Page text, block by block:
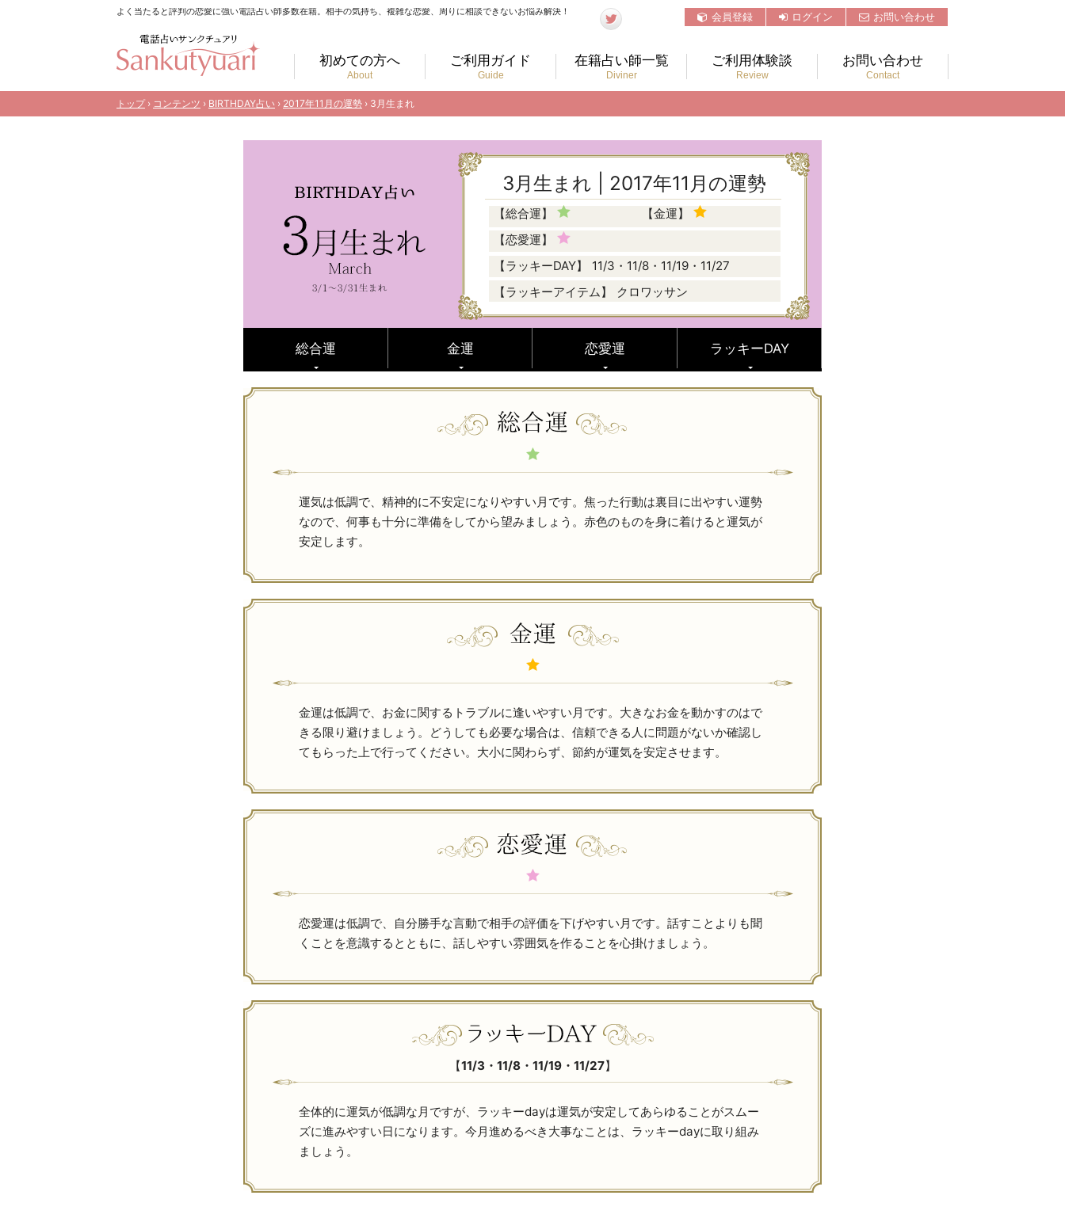
よく当たると評判の恋愛に強い電話占い師多数在籍。相手の気持ち、複雑な恋愛、周りに相談できないお悩み解決！ 会員登録 ログイン お問い合わせ
初めての方へ
About
ご利用ガイド
Guide
在籍占い師一覧
Diviner
ご利用体験談
Review
お問い合わせ
Contact
トップ› コンテンツ › BIRTHDAY占い › 2017年11月の運勢 › 3月生まれ
3月生まれ | 2017年11月の運勢
【総合運】
【金運】
【恋愛運】
【ラッキーDAY】
11/3・11/8・11/19・11/27
【ラッキーアイテム】
クロワッサン
総合運 金運 恋愛運 ラッキーDAY
運気は低調で、精神的に不安定になりやすい月です。焦った行動は裏目に出やすい運勢
なので、何事も十分に準備をしてから望みましょう。赤色のものを身に着けると運気が
安定します。
金運は低調で、お金に関するトラブルに逢いやすい月です。大きなお金を動かすのはで
きる限り避けましょう。どうしても必要な場合は、信頼できる人に問題がないか確認し
てもらった上で行ってください。大小に関わらず、節約が運気を安定させます。
恋愛運は低調で、自分勝手な言動で相手の評価を下げやすい月です。話すことよりも聞
くことを意識するとともに、話しやすい雰囲気を作ることを心掛けましょう。
【11/3・11/8・11/19・11/27】
全体的に運気が低調な月ですが、ラッキーdayは運気が安定してあらゆることがスムー
ズに進みやすい日になります。今月進めるべき大事なことは、ラッキーdayに取り組み
ましょう。